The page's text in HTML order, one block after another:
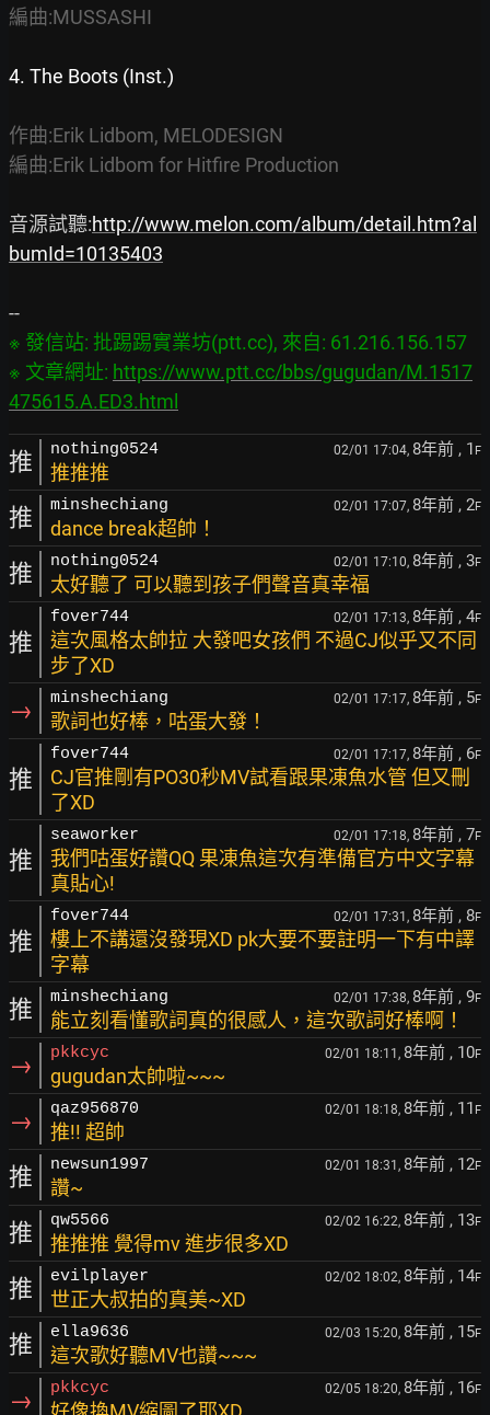
編曲:MUSSASHI
4. The Boots (Inst.)
作曲:Erik Lidbom, MELODESIGN
編曲:Erik Lidbom for Hitfire Production
音源試聽:http://www.melon.com/album/detail.htm?al
bumId=10135403
※ 發信站: 批踢踢實業坊(ptt.cc), 來自: 61.216.156.157
※ 文章網址: https://www.ptt.cc/bbs/gugudan/M.1517
475615.A.ED3.html
推 nothing0524 02/01 17:04, 8年前 , 1 F
推推推
推 minshechiang 02/01 17:07, 8年前 , 2F
dance break超帥！
推 nothing0524 02/01 17:10, 8年前 , 3F
太好聽了 可以聽到孩子們聲音真幸福
推
fover744 02/01 17:13, 8年前 , 4F
這次風格太帥拉 大發吧女孩們 不過CJ似乎又不同
步了XD
→ minshechiang 02/01 17:17, 8年前 , 5F
歌詞也好棒，咕蛋大發！
推
fover744 02/01 17:17, 8年前 , 6F
CJ官推剛有PO30秒MV試看跟果凍魚水管 但又刪
了XD
推
seaworker 02/01 17:18, 8年前 , 7F
我們咕蛋好讚QQ 果凍魚這次有準備官方中文字幕
真貼心!
推
fover744 02/01 17:31, 8年前 , 8F
樓上不講還沒發現XD pk大要不要註明一下有中譯
字幕
推 minshechiang 02/01 17:38, 8年前 , 9F
能立刻看懂歌詞真的很感人，這次歌詞好棒啊！
→ pkkcyc 02/01 18:11, 8年前 , 10F
gugudan太帥啦~~~
→ qaz956870 02/01 18:18, 8年前 , 11 F
推!! 超帥
推 newsun1997 02/01 18:31, 8年前 , 12F
讚~
推 qw5566 02/02 16:22, 8年前 , 13F
推推推 覺得mv 進步很多XD
推 evilplayer 02/02 18:02, 8年前 , 14F
世正大叔拍的真美~XD
推 ella9636 02/03 15:20, 8年前 , 15F
這次歌好聽MV也讚~~~
→ pkkcyc 02/05 18:20, 8年前 , 16F